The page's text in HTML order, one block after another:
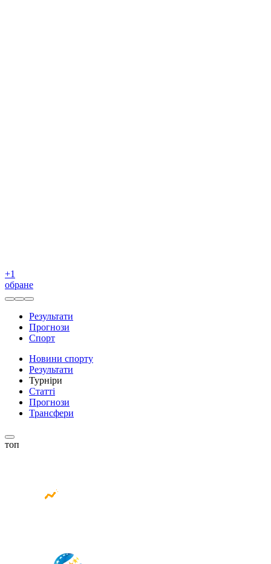
+1
обране
Результати
Прогнози
Спорт
Новини спорту
Результати
Турніри
Статті
Прогнози
Трансфери
топ